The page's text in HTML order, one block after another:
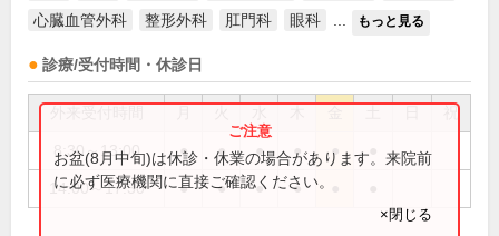
心臓血管外科
整形外科 肛門科 眼科 もっと見る
診療/受付時間・休診日
祝
8:30～13:00 ● ● ● ● ●
14:00～17:30 ● ● ● ●
お盆(8月中旬)は休診・休業の場合があります。来院前
に必ず医療機関に直接ご確認ください。
×閉じる